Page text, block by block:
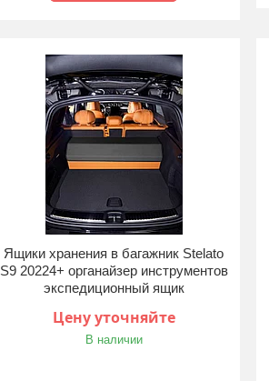
Ящики хранения в багажник Stelato
S9 20224+ органайзер инструментов
экспедиционный ящик
Цену уточняйте
В наличии